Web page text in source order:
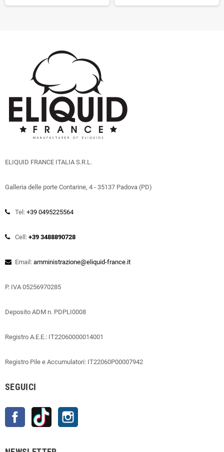
ELIQUID FRANCE ITALIA S.R.L.
Galleria delle porte Contarine, 4 - 35137 Padova (PD)
Tel: +39 0495225564
Cell: +39 3488890728
Email: amministrazione@eliquid-france.it
P. IVA 05256970285
Deposito ADM n. PDPLI0008
Registro A.E.E.: IT22060000014001
Registro Pile e Accumulatori: IT22060P00007942
SEGUICI
Facebook TikTok